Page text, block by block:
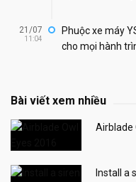
21/07
11:04
Phuộc xe máy
cho mọi hành
Bài viết xem nhiều
Airblade
Install a